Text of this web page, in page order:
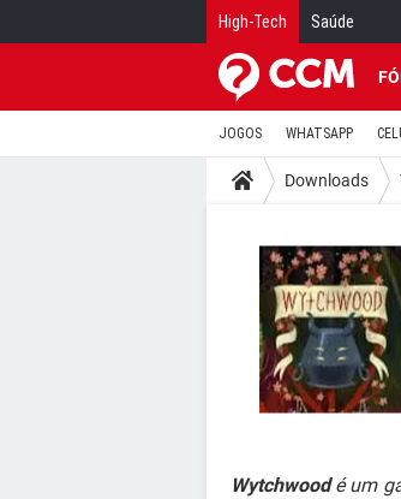
High-Tech Saúde
JOGOS WHATSAPP
Downloads
Wytchwoodé um